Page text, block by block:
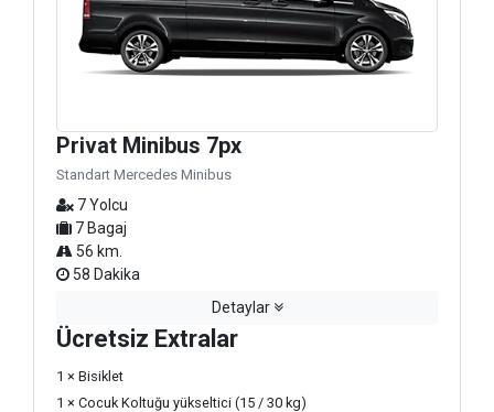
Privat Minibus 7px
Standart Mercedes Minibus
7 Yolcu
7 Bagaj
56 km.
58 Dakika
Detaylar
Ücretsiz Extralar
1 × Bisiklet
1 × Cocuk Koltuğu yükseltici (15 / 30 kg)